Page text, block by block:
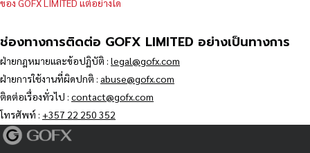
ของ GOFX LIMITED แต่อย่างใด
ช่องทางการติดต่อ GOFX LIMITED อย่างเป็นทางการ
ฝ่ายกฎหมายและข้อปฏิบัติ : legal@gofx.com
ฝ่ายการใช้งานที่ผิดปกติ : abuse@gofx.com
ติดต่อเรื่องทั่วไป : contact@gofx.com
โทรศัพท์ : +357 22 250 352